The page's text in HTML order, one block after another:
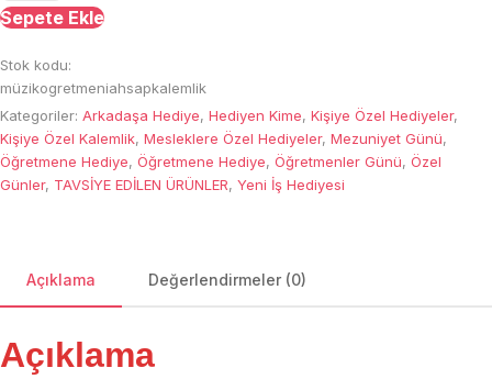
Öğretmenine
Kalemlik
Sepete Ekle
Stok kodu:
müzikogretmeniahsapkalemlik
Kategoriler: Arkadaşa Hediye, Hediyen Kime, Kişiye Özel Hediyeler,
Kişiye Özel Kalemlik, Mesleklere Özel Hediyeler, Mezuniyet Günü,
Öğretmene Hediye, Öğretmene Hediye, Öğretmenler Günü, Özel
Günler, TAVSİYE EDİLEN ÜRÜNLER, Yeni İş Hediyesi
Açıklama Değerlendirmeler (0)
Açıklama